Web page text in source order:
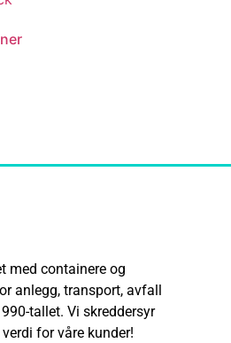
med containere og
anlegg, transport, avfall
tallet. Vi skreddersyr
for våre kunder!